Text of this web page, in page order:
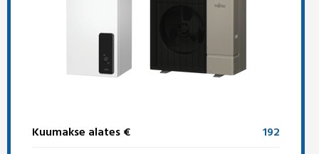
Kuumakse alates €
192